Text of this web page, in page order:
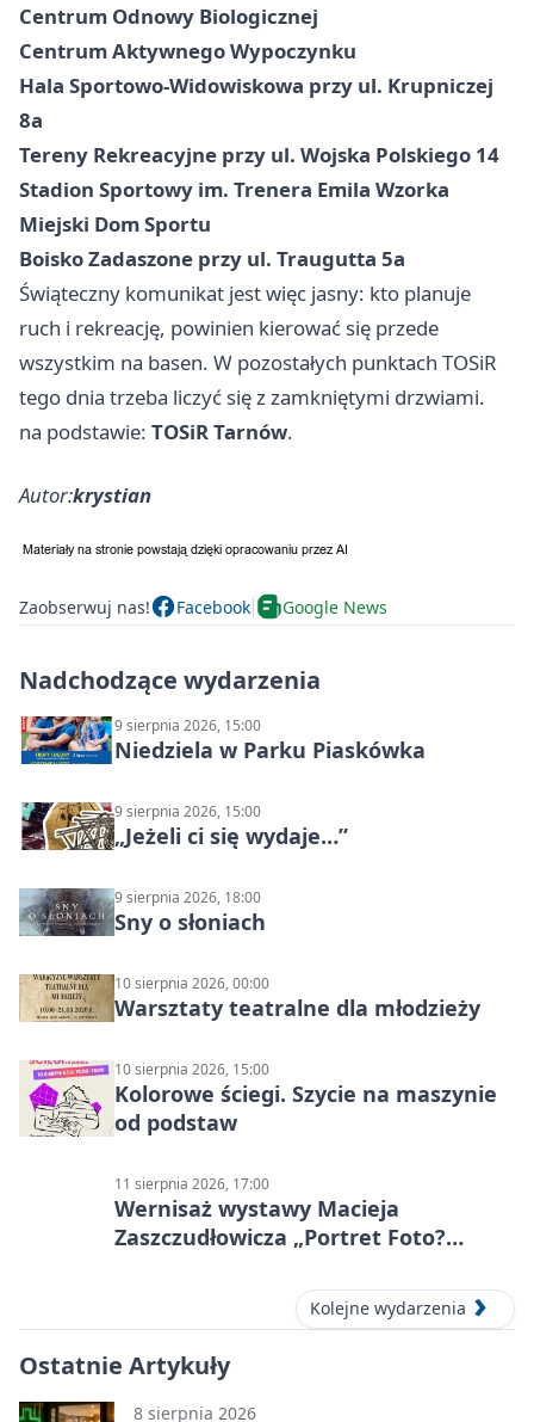
Centrum Odnowy Biologicznej
Centrum Aktywnego Wypoczynku
Hala Sportowo-Widowiskowa przy ul. Krupniczej
8a
Tereny Rekreacyjne przy ul. Wojska Polskiego 14
Stadion Sportowy im. Trenera Emila Wzorka
Miejski Dom Sportu
Boisko Zadaszone przy ul. Traugutta 5a
Świąteczny komunikat jest więc jasny: kto planuje
ruch i rekreację, powinien kierować się przede
wszystkim na basen. W pozostałych punktach TOSiR
tego dnia trzeba liczyć się z zamkniętymi drzwiami.
na podstawie: TOSiR Tarnów.
Autor:krystian
Zaobserwuj nas! Facebook Google News
Nadchodzące wydarzenia
9 sierpnia 2026, 15:00
Niedziela w Parku Piaskówka
9 sierpnia 2026, 15:00
„Jeżeli ci się wydaje…”
9 sierpnia 2026, 18:00
Sny o słoniach
10 sierpnia 2026, 00:00
Warsztaty teatralne dla młodzieży
10 sierpnia 2026, 15:00
Kolorowe ściegi. Szycie na maszynie
od podstaw
11 sierpnia 2026, 17:00
Wernisaż wystawy Macieja
Zaszczudłowicza „Portret Foto?
Kolejne wydarzenia
Ostatnie Artykuły
8 sierpnia 2026